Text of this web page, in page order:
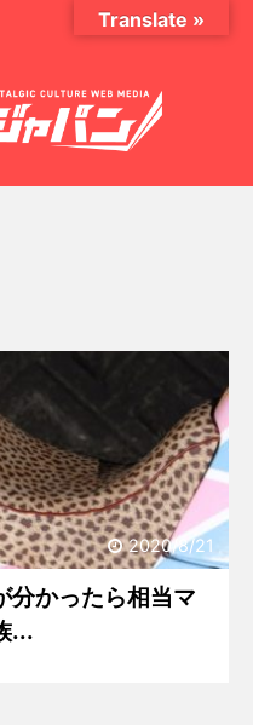
2020/8/21
分かったら相当マ
...
Translate »